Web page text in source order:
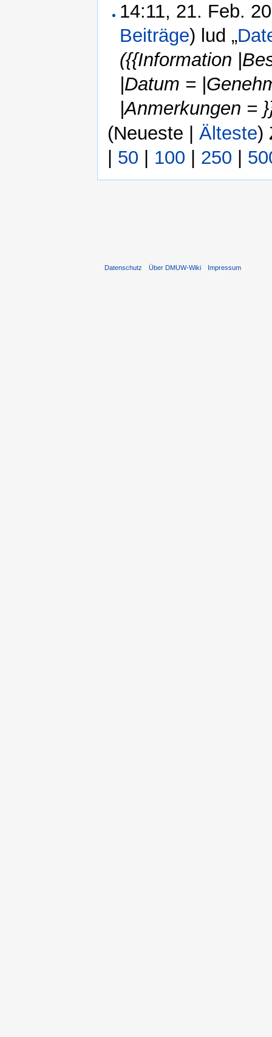
14:11, 21. Feb.
Beiträge) lud „
({{Information
|Datum =
|Anmerkungen =
(Neueste | Älteste)
50 100 250
Datenschutz Über DMUW-Wiki Impressum